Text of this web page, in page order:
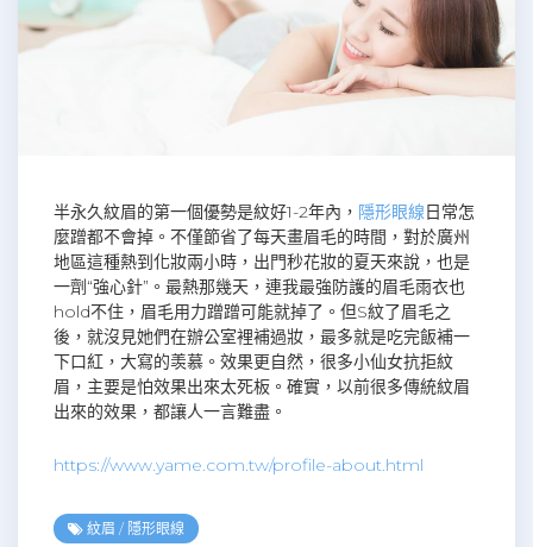
半永久紋眉的第一個優勢是紋好1-2年內， 隱形眼線日常怎
麼蹭都不會掉。不僅節省了每天畫眉毛的時間，對於廣州
地區這種熱到化妝兩小時，出門秒花妝的夏天來說，也是
一劑“強心針”。最熱那幾天，連我最強防護的眉毛雨衣也
hold不住，眉毛用力蹭蹭可能就掉了。但S紋了眉毛之
後，就沒見她們在辦公室裡補過妝，最多就是吃完飯補一
下口紅，大寫的羡慕。效果更自然，很多小仙女抗拒紋
眉，主要是怕效果出來太死板。確實，以前很多傳統紋眉
出來的效果，都讓人一言難盡。
https://www.yame.com.tw/profile-about.html
紋眉 / 隱形眼線